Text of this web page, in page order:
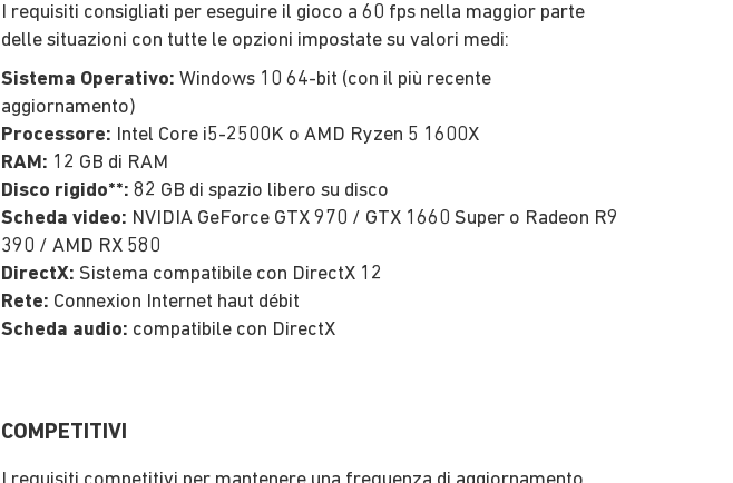
I requisiti consigliati per eseguire il gioco a 60 fps nella maggior parte
delle situazioni con tutte le opzioni impostate su valori medi:
Sistema Operativo: Windows 10 64-bit (con il più recente
aggiornamento)
Processore: Intel Core i5-2500K o AMD Ryzen 5 1600X
RAM: 12 GB di RAM
Disco rigido**: 82 GB di spazio libero su disco
Scheda video: NVIDIA GeForce GTX 970 / GTX 1660 Super o Radeon R9
390 / AMD RX 580
DirectX: Sistema compatibile con DirectX 12
Rete: Connexion Internet haut débit
Scheda audio: compatibile con DirectX
COMPETITIVI